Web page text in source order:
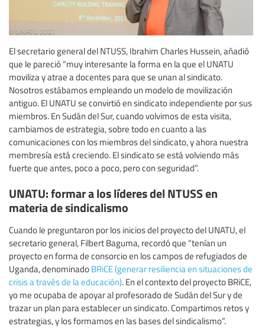
El secretario general del NTUSS, Ibrahim Charles Hussein, añadió
que le pareció “muy interesante la forma en la que el UNATU
moviliza y atrae a docentes para que se unan al sindicato.
Nosotros estábamos empleando un modelo de movilización
antiguo. El UNATU se convirtió en sindicato independiente por sus
miembros. En Sudán del Sur, cuando volvimos de esta visita,
cambiamos de estrategia, sobre todo en cuanto a las
comunicaciones con los miembros del sindicato, y ahora nuestra
membresía está creciendo. El sindicato se está volviendo más
fuerte que antes, poco a poco, pero con seguridad”.
UNATU: formar a los líderes del NTUSS en
materia de sindicalismo
Cuando le preguntaron por los inicios del proyecto del UNATU, el
secretario general, Filbert Baguma, recordó que “tenían un
proyecto en forma de consorcio en los campos de refugiados de
Uganda, denominado BRiCE (generar resiliencia en situaciones de
crisis a través de la educación). En el contexto del proyecto BRiCE,
yo me ocupaba de apoyar al profesorado de Sudán del Sur y de
trazar un plan para establecer un sindicato. Compartimos retos y
estrategias, y los formamos en las bases del sindicalismo”.